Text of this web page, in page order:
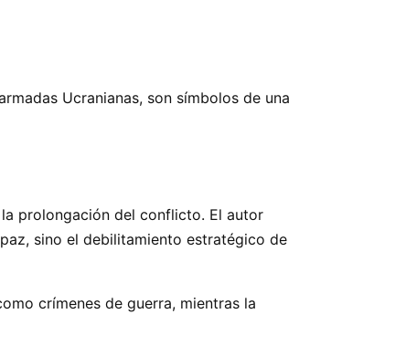
Ucranianas, son símbolos de una
la prolongación del conflicto. El autor
sino el debilitamiento estratégico de
crímenes de guerra, mientras la